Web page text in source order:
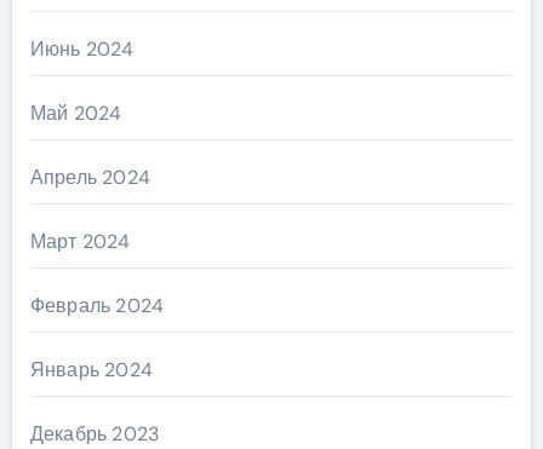
Июнь 2024
Май 2024
Апрель 2024
Март 2024
Февраль 2024
Январь 2024
Декабрь 2023